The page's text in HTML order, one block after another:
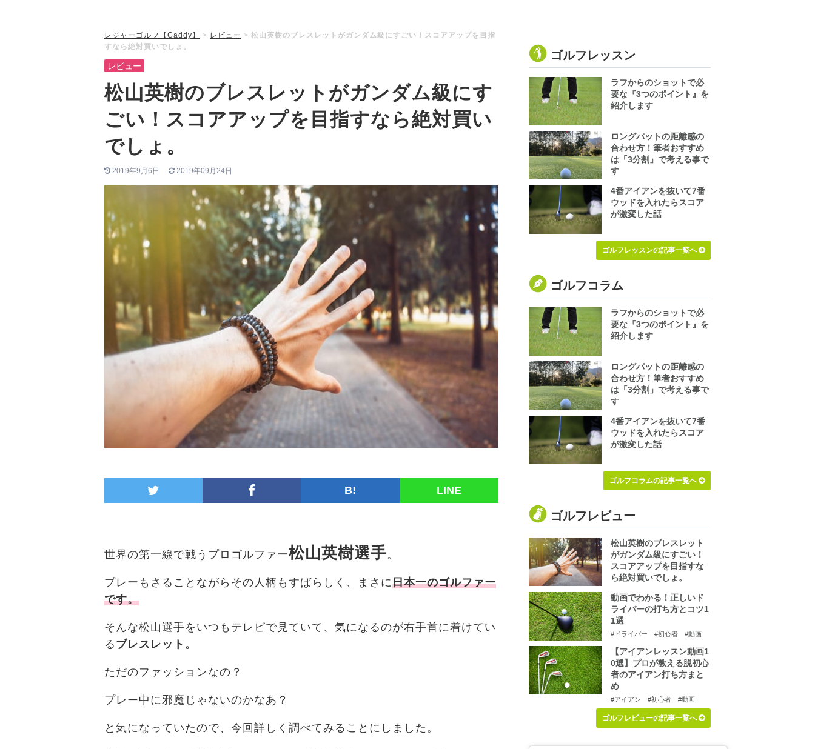
レジャーゴルフ【Caddy】 > レビュー > 松山英樹のブレスレットがガンダム級にすごい！スコアアップを目指
すなら絶対買いでしょ。
レビュー
松山英樹のブレスレットがガンダム級にす
ごい！スコアアップを目指すなら絶対買い
でしょ。
2019年9月6日 2019年09月24日
B! LINE
世界の第一線で戦うプロゴルファー松山英樹選手。
プレーもさることながらその人柄もすばらしく、まさに日本一のゴルファー
です。
そんな松山選手をいつもテレビで見ていて、気になるのが右手首に着けてい
る ブレスレット。
ただのファッションなの？
プレー中に邪魔じゃないのかなあ？
と気になっていたので、今回詳しく調べてみることにしました。
ゴルフレッスン
ラフからのショットで必
要な『3つのポイント』を
紹介します
ロングパットの距離感の
合わせ方！筆者おすすめ
は「3分割」で考える事で
す
4番アイアンを抜いて7番
ウッドを入れたらスコア
が激変した話
ゴルフレッスンの記事一覧へ
ゴルフコラム
ラフからのショットで必
要な『3つのポイント』を
紹介します
ロングパットの距離感の
合わせ方！筆者おすすめ
は「3分割」で考える事で
す
4番アイアンを抜いて7番
ウッドを入れたらスコア
が激変した話
ゴルフコラムの記事一覧へ
ゴルフレビュー
松山英樹のブレスレット
がガンダム級にすごい！
スコアアップを目指すな
ら絶対買いでしょ。
動画でわかる！正しいド
ライバーの打ち方とコツ1
1選
#ドライバー #初心者 #動画
【アイアンレッスン動画1
0選】プロが教える脱初心
者のアイアン打ち方まと
め
#アイアン #初心者 #動画
ゴルフレビューの記事一覧へ